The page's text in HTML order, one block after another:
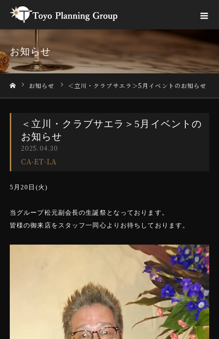
お知らせ
お知らせ ＜立川・クラブサエラ＞5月イベントのお知らせ
＜立川・クラブサエラ＞5月イベントの
お知らせ
2025.04.30
CA-ET-LA
5月20日(火)
当グループ松元副会長の生誕祭となっております。
皆様の御来店をスタッフ一同心よりお待ちしております。